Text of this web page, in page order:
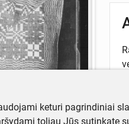
keturi pagrindiniai
toliau Jūs sutinkate